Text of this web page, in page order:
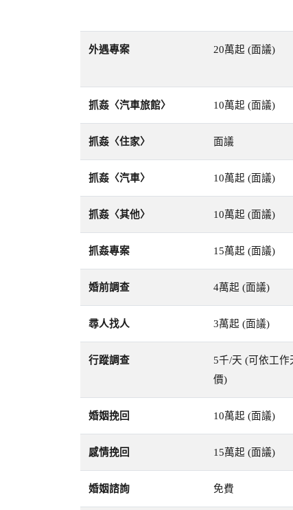
外遇專案 20萬起 (面議)
抓姦〈汽車旅館〉 10萬起 (面議)
抓姦〈住家〉 面議
抓姦〈汽車〉 10萬起 (面議)
抓姦〈其他〉 10萬起 (面議)
抓姦專案 15萬起 (面議)
婚前調查 4萬起 (面議)
尋人找人 3萬起 (面議)
行蹤調查
5千/天 (可依工作
價)
婚姻挽回 10萬起 (面議)
感情挽回 15萬起 (面議)
婚姻諮詢 免費